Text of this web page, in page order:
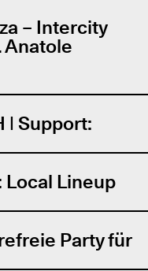
– Intercity
Anatole
| Support:
Local Lineup
Party für